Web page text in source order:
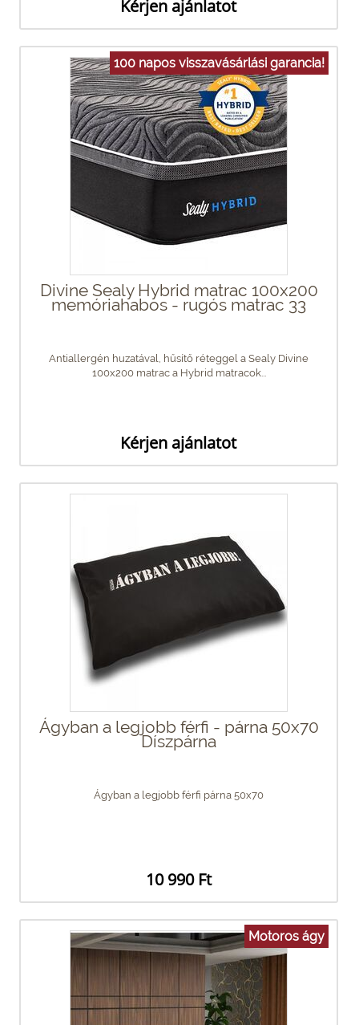
Kérjen ajánlatot
100 napos visszavásárlási garancia!
Divine Sealy Hybrid matrac 100x200
memóriahabos - rugós matrac 33
Antiallergén huzatával, hűsítő réteggel a Sealy Divine
100x200 matrac a Hybrid matracok...
Kérjen ajánlatot
Ágyban a legjobb férfi - párna 50x70
Díszpárna
Ágyban a legjobb férfi párna 50x70
10 990 Ft
Motoros ágy